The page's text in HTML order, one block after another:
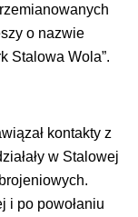
o nazwie
Stalowa Wola”.
kontakty z
w Stalowej
i po powołaniu